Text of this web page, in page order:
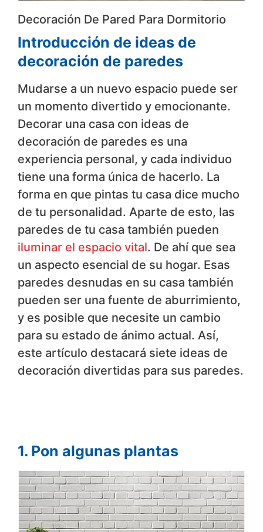
Decoración De Pared Para Dormitorio
Introducción de ideas de
decoración de paredes
Mudarse a un nuevo espacio puede ser
un momento divertido y emocionante.
Decorar una casa con ideas de
decoración de paredes es una
experiencia personal, y cada individuo
tiene una forma única de hacerlo. La
forma en que pintas tu casa dice mucho
de tu personalidad. Aparte de esto, las
paredes de tu casa también pueden
iluminar el espacio vital. De ahí que sea
un aspecto esencial de su hogar. Esas
paredes desnudas en su casa también
pueden ser una fuente de aburrimiento,
y es posible que necesite un cambio
para su estado de ánimo actual. Así,
este artículo destacará siete ideas de
decoración divertidas para sus paredes.
1. Pon algunas plantas